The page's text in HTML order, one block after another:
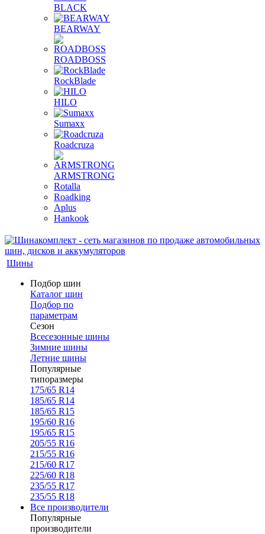
BLACK
BEARWAY
ROADBOSS
RockBlade
HILO
Sumaxx
Roadcruza
ARMSTRONG
Rotalla
Roadking
Aplus
Hankook
Шины
Подбор шин
Каталог шин
Подбор по
параметрам
Сезон
Всесезонные шины
Зимние шины
Летние шины
Популярные
типоразмеры
175/65 R14
185/65 R14
185/65 R15
195/60 R16
195/65 R15
205/55 R16
215/55 R16
215/60 R17
225/60 R18
235/55 R17
235/55 R18
Все производители
Популярные
производители